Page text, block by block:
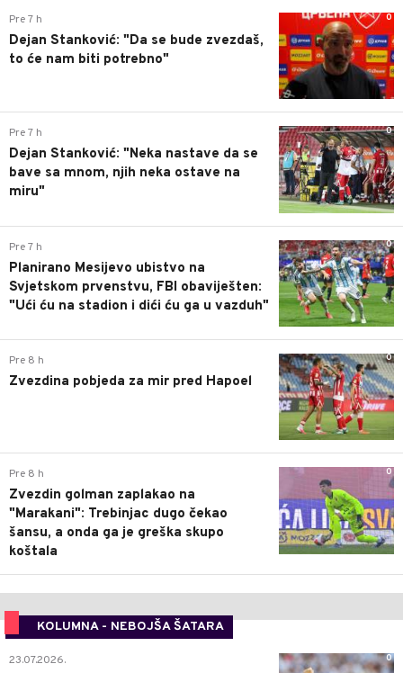
0
Pre 7 h
Dejan Stanković: "Da se bude zvezdaš,
to će nam biti potrebno"
0
Pre 7 h
Dejan Stanković: "Neka nastave da se
bave sa mnom, njih neka ostave na
miru"
0
Pre 7 h
Planirano Mesijevo ubistvo na
Svjetskom prvenstvu, FBI obaviješten:
"Ući ću na stadion i dići ću ga u vazduh"
0
Pre 8 h
Zvezdina pobjeda za mir pred Hapoel
0
Pre 8 h
Zvezdin golman zaplakao na
"Marakani": Trebinjac dugo čekao
šansu, a onda ga je greška skupo
koštala
KOLUMNA - NEBOJŠA ŠATARA
0
23.07.2026.